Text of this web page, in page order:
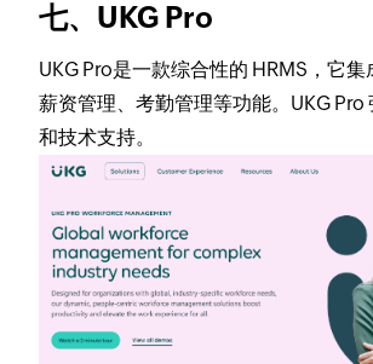
七、UKG Pro
UKG Pro是一款综合性的 HRMS，它集
薪资管理、考勤管理等功能。UKG Pro
和技术支持。